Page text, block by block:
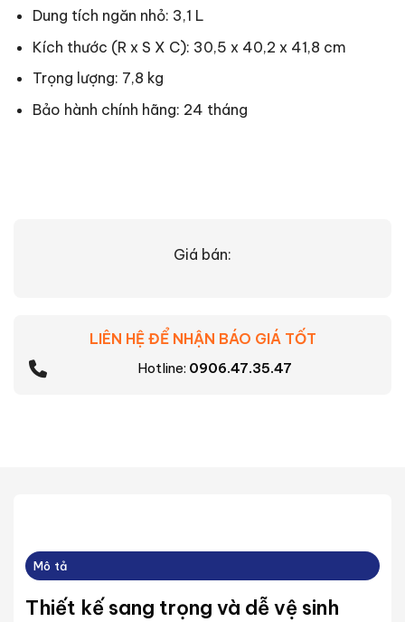
Dung tích ngăn nhỏ: 3,1 L
Kích thước (R x S X C): 30,5 x 40,2 x 41,8 cm
Trọng lượng: 7,8 kg
Bảo hành chính hãng: 24 tháng
Giá bán:
LIÊN HỆ ĐỂ NHẬN BÁO GIÁ TỐT
Hotline: 0906.47.35.47
Mô tả
Thiết kế sang trọng và dễ vệ sinh